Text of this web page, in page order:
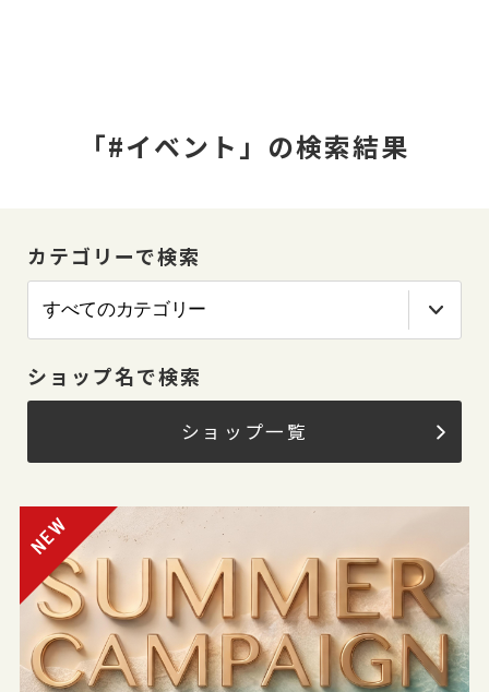
「#イベント」の検索結果
カテゴリーで検索
ショップ名で検索
ショップ一覧